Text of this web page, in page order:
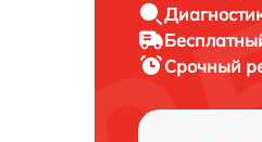
Срочный